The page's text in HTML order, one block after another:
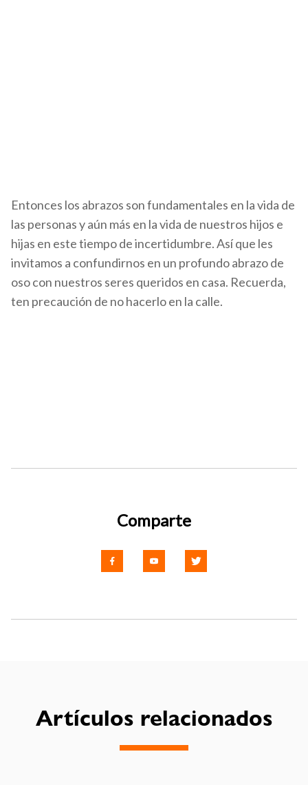
Entonces los abrazos son fundamentales en la vida de
las personas y aún más en la vida de nuestros hijos e
hijas en este tiempo de incertidumbre. Así que les
invitamos a confundirnos en un profundo abrazo de
oso con nuestros seres queridos en casa. Recuerda,
ten precaución de no hacerlo en la calle.
Comparte
Artículos relacionados